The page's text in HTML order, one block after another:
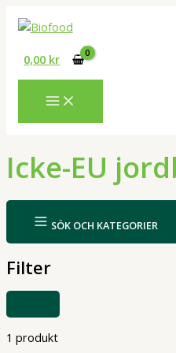
Hoppa
0,00 kr
Icke-EU
SÖK OCH KATEGORIER
Filter
ELLER
FILTER
1 produkt